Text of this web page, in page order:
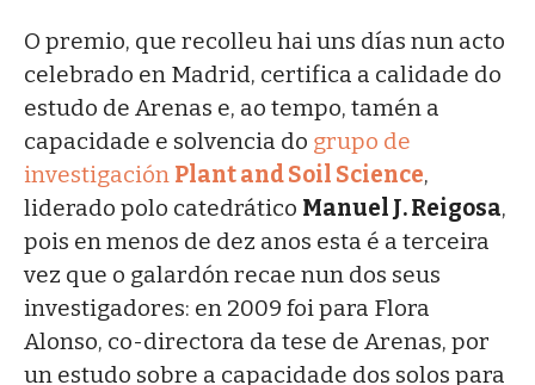
O premio, que recolleu hai uns días nun acto
celebrado en Madrid, certifica a calidade do
estudo de Arenas e, ao tempo, tamén a
capacidade e solvencia do grupo de
investigación Plant and Soil Science,
liderado polo catedrático Manuel J. Reigosa,
pois en menos de dez anos esta é a terceira
vez que o galardón recae nun dos seus
investigadores: en 2009 foi para Flora
Alonso, co-directora da tese de Arenas, por
un estudo sobre a capacidade dos solos para